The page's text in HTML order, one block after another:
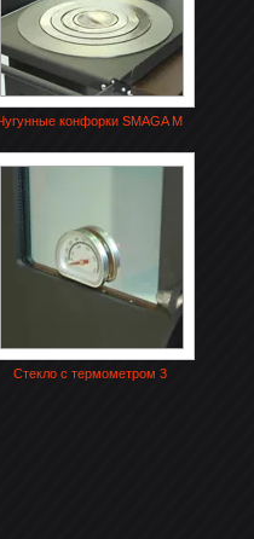
конфорки SMAGA M
Стекло с термометром 3